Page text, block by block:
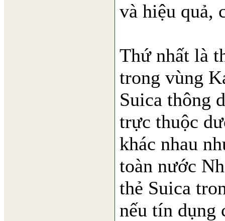
và hiệu quả,
Thứ nhất là
trong vùng
Suica thông
trực thuộc
khác nhau
toàn nước
thẻ Suica
nếu tín dụng